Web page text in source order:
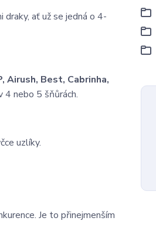
ať už se jedná o 4-
Airush, Best, Cabrinha,
4 nebo 5 šňůrách.
uzlíky.
Je to přinejmenším